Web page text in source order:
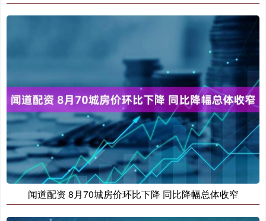
闻道配资 8月70城房价环比下降 同比降幅总体收窄